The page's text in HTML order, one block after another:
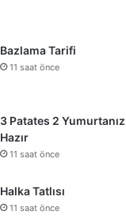
Bazlama Tarifi
11 saat önce
3 Patates 2
Hazır
11 saat önce
Halka Tatlısı
11 saat önce